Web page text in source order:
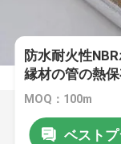
防水耐火性
縁材の管の熱
MOQ：100m
ベスト